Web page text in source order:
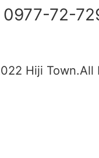
0977-72-
Hiji Town.All